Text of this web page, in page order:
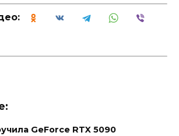
GeForce RTX 5090